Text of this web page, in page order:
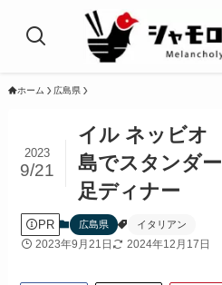
ホーム 広島県
イル ネッビオ
島でスタンダ
足ディナー
2023
9/21
PR 広島県 イタリアン
2023年9月21日 2024年12月17日